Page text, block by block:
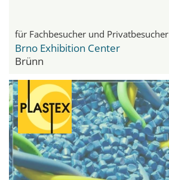
für Fachbesucher und Privatbesucher
Brno Exhibition Center
Brünn